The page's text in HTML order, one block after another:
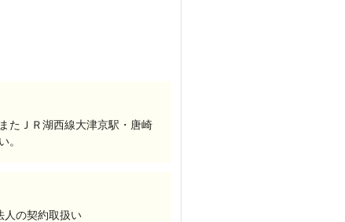
たＪＲ湖西線大津京駅・唐崎
。
人の契約取扱い